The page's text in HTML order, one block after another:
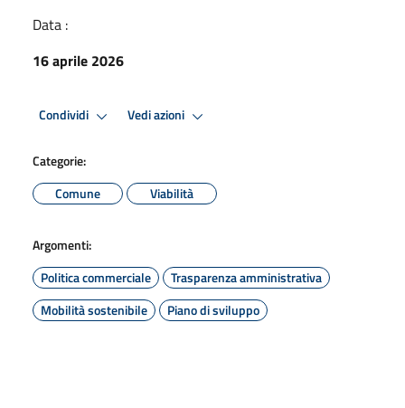
Data :
16 aprile 2026
Condividi Vedi azioni
Categorie:
Comune
Viabilità
Argomenti:
Politica commerciale
Trasparenza amministrativa
Mobilità sostenibile
Piano di sviluppo